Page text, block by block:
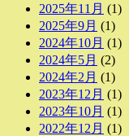
2025年11月 (1)
2025年9月 (1)
2024年10月 (1)
2024年5月 (2)
2024年2月 (1)
2023年12月 (1)
2023年10月 (1)
2022年12月 (1)